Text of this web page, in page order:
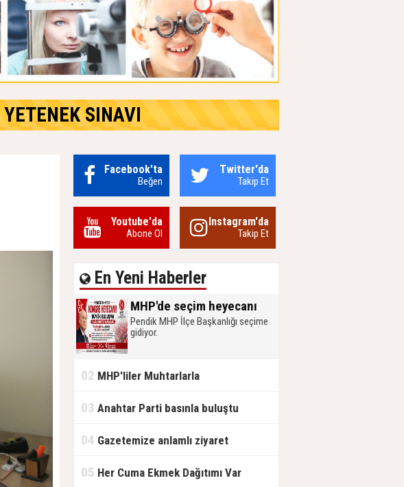
SINAVI
Facebook'ta
Beğen
Twitter'da
Takip Et
Youtube'da
Abone Ol
Instagram'da
Takip Et
En Yeni Haberler
MHP'de seçim heyecanı
Pendik MHP İlçe Başkanlığı seçime
gidiyor.
02 MHP'liler Muhtarlarla
03 Anahtar Parti basınla buluştu
04 Gazetemize anlamlı ziyaret
05 Her Cuma Ekmek Dağıtımı Var